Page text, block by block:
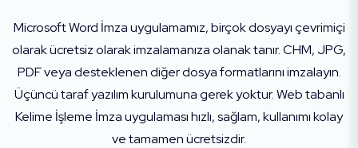
Microsoft Word İmza uygulamamız, birçok dosyayı çevrimiçi
olarak ücretsiz olarak imzalamanıza olanak tanır. CHM, JPG,
PDF veya desteklenen diğer dosya formatlarını imzalayın.
Üçüncü taraf yazılım kurulumuna gerek yoktur. Web tabanlı
Kelime İşleme İmza uygulaması hızlı, sağlam, kullanımı kolay
ve tamamen ücretsizdir.